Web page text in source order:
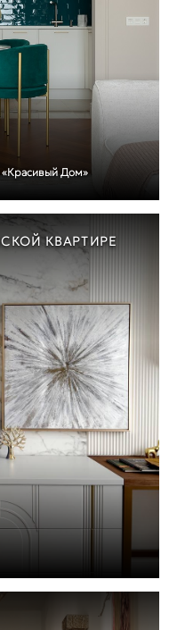
«Красивый Дом»
КВАРТИРЕ